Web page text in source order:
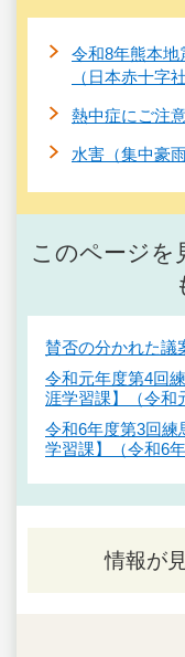
令和8年熊本地
（日本赤十字社
熱中症にご注
水害（集中豪
このページ
賛否の分かれた議
令和元年度第4回
涯学習課】（令和
令和6年度第3回練
学習課】（令和6年
情報が